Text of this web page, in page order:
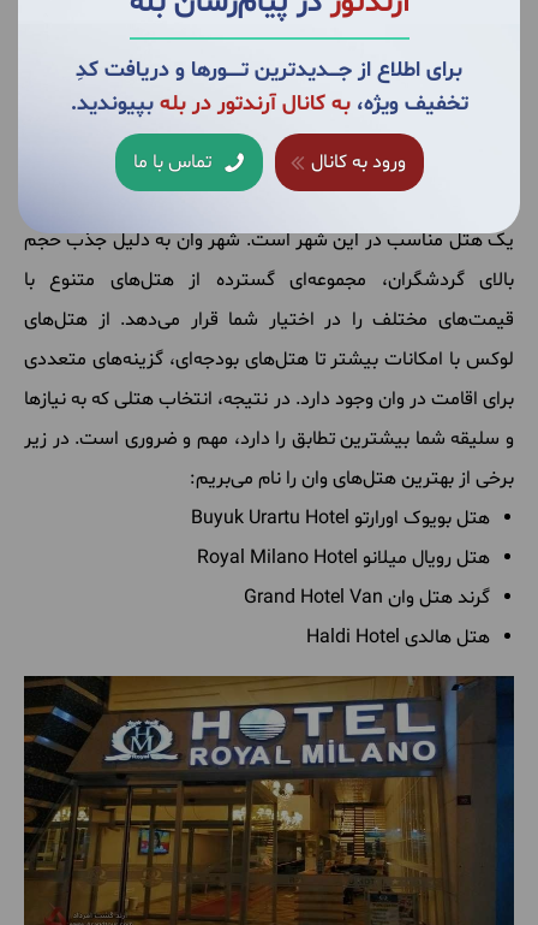
برای اطلاع از جــــدیدترین تــــــورها و دریافت کدِ
تخفیف ویژه،به کانال آرندتور در بله بپیوندید.
ورود به کانال تماس با ما
هتل های تور وان
یک هتل مناسب در این شهر است. شهر وان به دلیل جذب حجم
بالای گردشگران، مجموعه‌ای گسترده از هتل‌های متنوع با
قیمت‌های مختلف را در اختیار شما قرار می‌دهد. از هتل‌های
لوکس با امکانات بیشتر تا هتل‌های بودجه‌ای، گزینه‌های متعددی
برای اقامت در وان وجود دارد. در نتیجه، انتخاب هتلی که به نیازها
و سلیقه شما بیشترین تطابق را دارد، مهم و ضروری است. در زیر
برخی از بهترین هتل‌های وان را نام می‌بریم:
هتل بویوک اورارتو Buyuk Urartu Hotel
هتل رویال میلانو Royal Milano Hotel
گرند هتل وان Grand Hotel Van
هتل هالدی Haldi Hotel